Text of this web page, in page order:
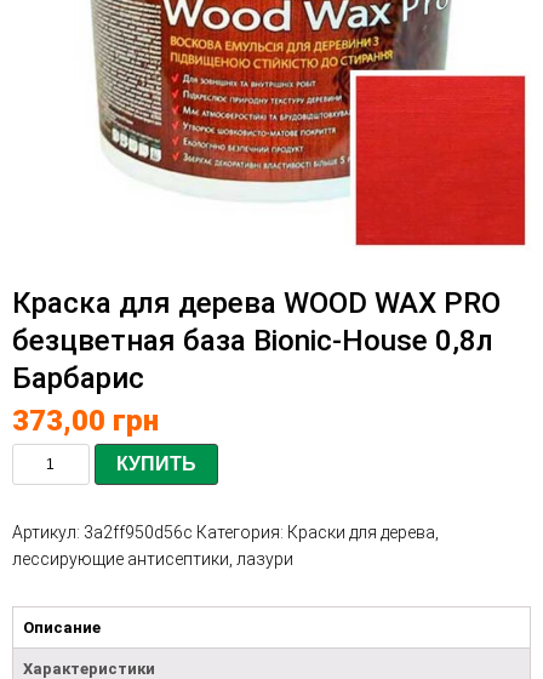
Краска для дерева WOOD WAX PRO
безцветная база Bionic-House 0,8л
Барбарис
373,00 грн
КУПИТЬ
Артикул: 3a2ff950d56c Категория: Краски для дерева,
лессирующие антисептики, лазури
Описание
Характеристики